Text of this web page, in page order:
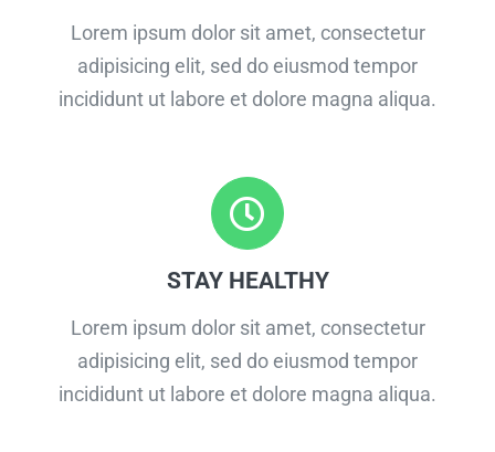
Lorem ipsum dolor sit amet, consectetur
adipisicing elit, sed do eiusmod tempor
incididunt ut labore et dolore magna aliqua.
STAY HEALTHY
Lorem ipsum dolor sit amet, consectetur
adipisicing elit, sed do eiusmod tempor
incididunt ut labore et dolore magna aliqua.